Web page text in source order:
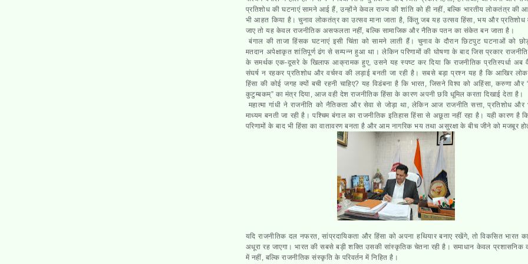
प्रतिशोध की घटनाएं सामने आई हैं, उन्होंने केवल राज्य की शांति को ही नहीं, बल्कि भारतीय लोकतंत्र की
भी आहत किया है। चुनाव लोकतंत्र का उत्सव माना जाता है, किंतु जब यह उत्सव हिंसा, भय और
जाए तो यह केवल राजनीतिक असफलता नहीं, बल्कि सामाजिक और नैतिक पतन का संकेत बन जाता है।
बंगाल की ताजा हिंसक घटनाएं इसी चिंता को सामने लाती हैं। चुनाव के दौरान छिटपुट घटनाओं को
मतदान अपेक्षाकृत शांतिपूर्ण ढंग से सम्पन्न हुआ था। लेकिन परिणामों की घोषणा के बाद जिस प्रकार
के समर्थक एक-दूसरे के खिलाफ आक्रामक हुए, उसने यह स्पष्ट कर दिया कि राजनीतिक प्रतिस्पर्धा अब
संघर्ष न रहकर प्रतिशोध और वर्चस्व की लड़ाई बनती जा रही है। सबसे बड़ा प्रश्न यह है कि आखिर
हिंसा की कोई जगह क्यों बची रहनी चाहिए? यह विडंबना है कि भारत, जिसने विश्व को अहिंसा, करुणा और
कुटुम्बकम्” का मंत्र दिया, आज वही देश राजनीतिक हिंसा के कारण अपनी छवि धूमिल करता दिखाई देता है।
महात्मा गांधी ने राजनीति को नैतिकता और सेवा से जोड़ा था, लेकिन आज राजनीति सत्ता, प्रतिशोध
माध्यम बनती जा रही है। पश्चिम बंगाल का राजनीतिक इतिहास हिंसा से अछूता नहीं रहा है। यही कारण है
परिणामों के बाद भी हिंसा का वातावरण बनता है और आम नागरिक भय तथा असुरक्षा के बीच जीने को मजबूर
यदि राजनीतिक दल नफरत, सांप्रदायिकता और हिंसा को अपना हथियार बनाए रखेंगे, तो विकसित भारत
अधूरा रह जाएगा। भारत की सबसे बड़ी शक्ति उसकी सांस्कृतिक चेतना रही है। समाधान केवल प्रशासनिक
में नहीं, बल्कि राजनीतिक संस्कृति के परिवर्तन में निहित है।